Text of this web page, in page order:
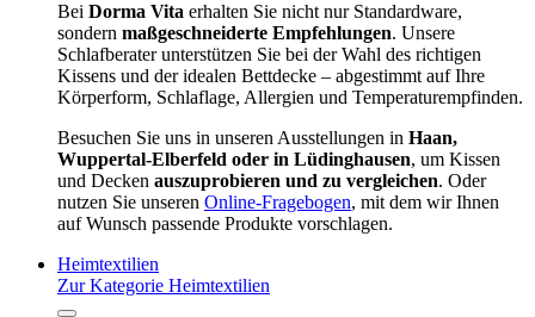
Bei Dorma Vita erhalten Sie nicht nur Standardware,
sondern maßgeschneiderte Empfehlungen. Unsere
Schlafberater unterstützen Sie bei der Wahl des richtigen
Kissens und der idealen Bettdecke – abgestimmt auf Ihre
Körperform, Schlaflage, Allergien und Temperaturempfinden.
Besuchen Sie uns in unseren Ausstellungen in Haan,
Wuppertal-Elberfeld oder in Lüdinghausen, um Kissen
und Decken auszuprobieren und zu vergleichen. Oder
nutzen Sie unseren Online-Fragebogen, mit dem wir Ihnen
auf Wunsch passende Produkte vorschlagen.
Heimtextilien
Zur Kategorie Heimtextilien